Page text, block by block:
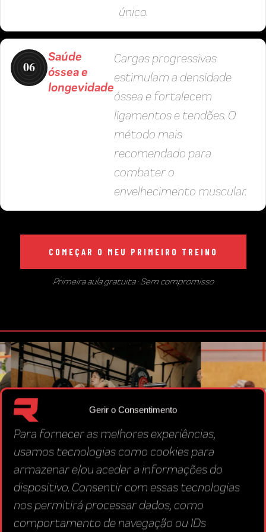
Gerir o Consentimento
Para fornecer as melhores experiências,
usamos tecnologias como cookies para
armazenar e/ou aceder a informações do
dispositivo. Consentir com essas tecnologias
nos permitirá processar dados, como
comportamento de navegação ou IDs
único.
06
Saúde
óssea e
longevidade
Cargas progressivas
estimulam a densidade
óssea e fortalecem
ligamentos e tendões. O
método mais
recomendado para
combater o
envelhecimento muscular.
COMEÇAR O MEU PRIMEIRO TREINO
Primeira aula gratuita · Sem compromisso
TÉCNICA DE BARRA